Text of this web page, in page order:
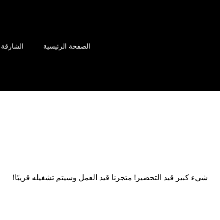
الصفحة الرئيسية الشارقة
شيء كبير قيد التحضير! متجرنا قيد العمل وسيتم تشغيله قريبًا!